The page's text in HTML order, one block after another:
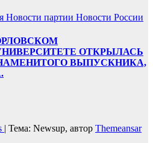
Новости партии Новости России
ОРЛОВСКОМ
ОТКРЫЛАСЬ
ВЫПУСКНИКА,
| Тема: Newsup, автор Themeansar